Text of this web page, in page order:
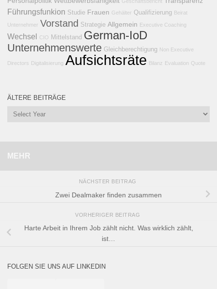
Führungsfunkion Studie Frauen Gehälter Qualifizierung Beirat
Unternehmer Vorstand Strategie Allgemein Executive Coaching
Wechsel CIO Mittelstand German-IoD
Unternehmenswerte Gleichberechtigung Non Executive
Directors Digitalisierung Aufsichtsräte Bilanz Evaluation Quote
ÄLTERE BEITRÄGE
MEHR
NÄCHSTER BEITRAG
Zwei Dealmaker finden zusammen
VORHERIGER BEITRAG
Harte Arbeit in Ihrem Job zählt nicht. Was wirklich zählt,
ist…
FOLGEN SIE UNS AUF LINKEDIN